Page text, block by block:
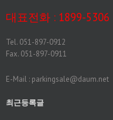
대표전화 : 1899-5306
Tel. 051-897-0912
Fax. 051-897-0911
E-Mail : parkingsale@daum.net
최근등록글